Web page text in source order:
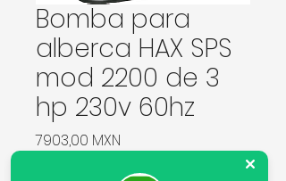
Bomba para
alberca HAX SPS
mod 2200 de 3
hp 230v 60hz
7903,00 MXN